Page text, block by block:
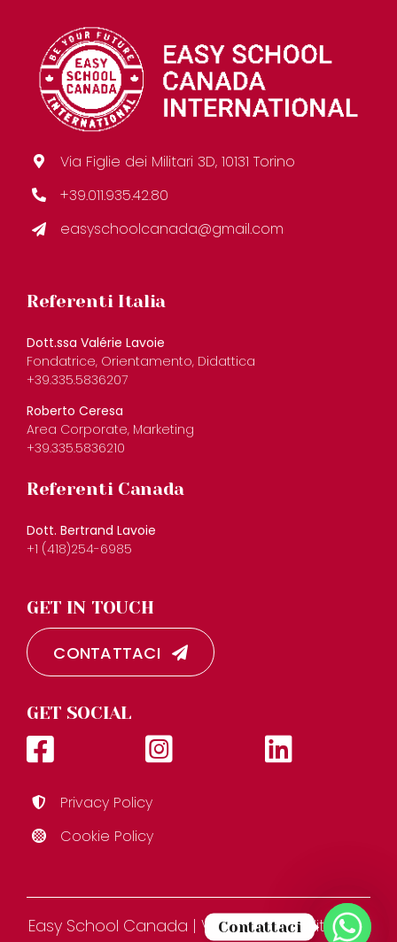
Via Figlie dei Militari 3D, 10131 Torino
+39.011.935.42.80
easyschoolcanada@gmail.com
Referenti Italia
Dott.ssa Valérie Lavoie
Fondatrice, Orientamento, Didattica
+39.335.5836207
Roberto Ceresa
Area Corporate, Marketing
+39.335.5836210
Referenti Canada
Dott. Bertrand Lavoie
+1 (418)254-6985
GET IN TOUCH
CONTATTACI
GET SOCIAL
Privacy Policy
Cookie Policy
Easy School Canada | Via Figlie dei Militari 3D,
Contattaci